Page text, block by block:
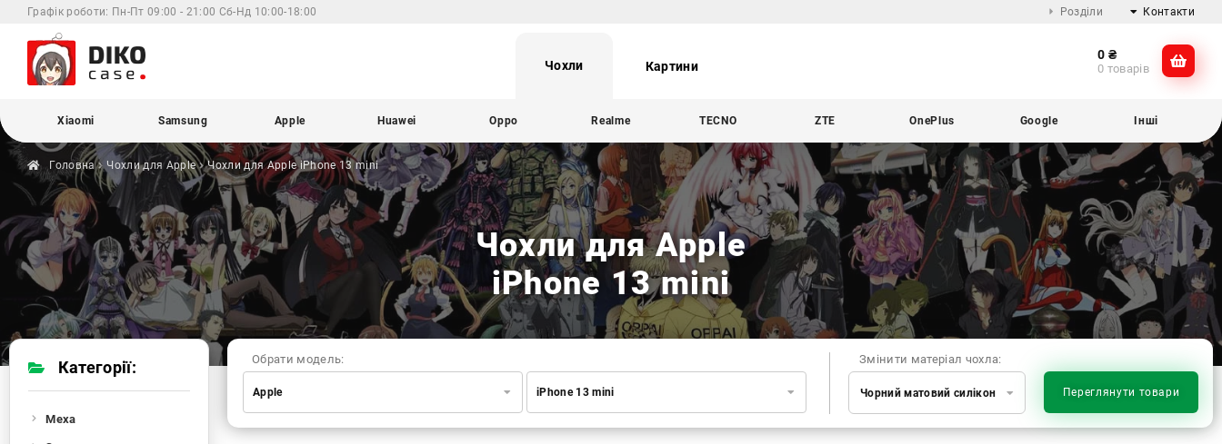
Графік роботи: Пн-Пт 09:00 - 21:00 Сб-Нд 10:00-18:00 Розділи Контакти
@dikocase
Чохли Картини
0 ₴
0 товарів
Xiaomi Samsung Apple Huawei Oppo Realme TECNO ZTE OnePlus Google Інші
Головна Чохли дляApple Чохли для AppleiPhone 13 mini
Чохли для Apple
iPhone 13 mini
Змінити матеріал чохла:
Чорний матовий силікон Переглянути товари
Обрати модель:
Apple
Samsung
iPhone 13 mini
Категорії:
Меха